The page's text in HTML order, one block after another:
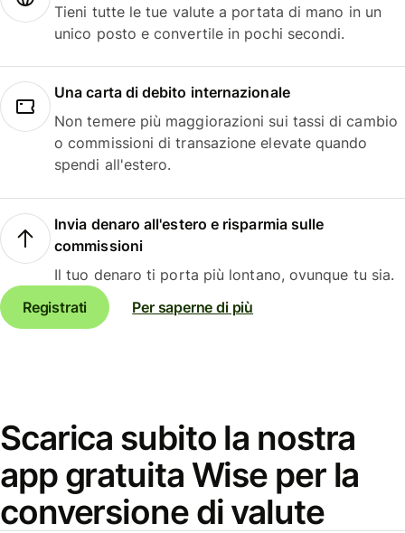
Tieni tutte le tue valute a portata di mano in un
unico posto e convertile in pochi secondi.
Una carta di debito internazionale
Non temere più maggiorazioni sui tassi di cambio
o commissioni di transazione elevate quando
spendi all'estero.
Invia denaro all'estero e risparmia sulle
commissioni
Il tuo denaro ti porta più lontano, ovunque tu sia.
Registrati
Per saperne di più
Scarica subito la nostra
app gratuita Wise per la
conversione di valute